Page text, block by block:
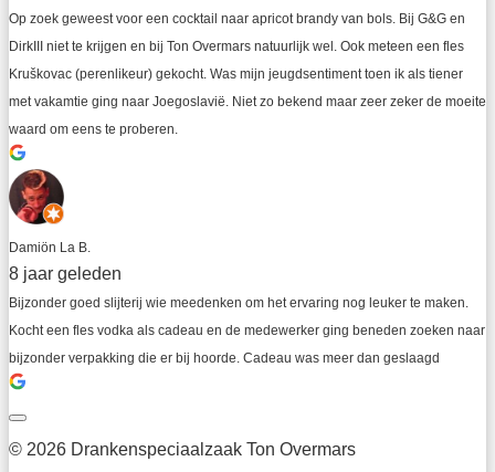
Op zoek geweest voor een cocktail naar apricot brandy van bols. Bij G&G en
DirkIII niet te krijgen en bij Ton Overmars natuurlijk wel. Ook meteen een fles
Kruškovac (perenlikeur) gekocht. Was mijn jeugdsentiment toen ik als tiener
met vakamtie ging naar Joegoslavië. Niet zo bekend maar zeer zeker de moeite
waard om eens te proberen.
Damiön La B.
8 jaar geleden
Bijzonder goed slijterij wie meedenken om het ervaring nog leuker te maken.
Kocht een fles vodka als cadeau en de medewerker ging beneden zoeken naar
bijzonder verpakking die er bij hoorde. Cadeau was meer dan geslaagd
© 2026 Drankenspeciaalzaak Ton Overmars